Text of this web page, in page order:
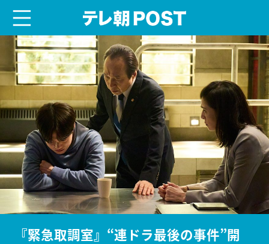
『緊急取調室』“連ドラ最後の事件”開